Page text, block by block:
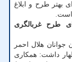
بهتر طرح و ابلاغ
است.
طرح غربالگری
هلال احمر
داشت: همکاری